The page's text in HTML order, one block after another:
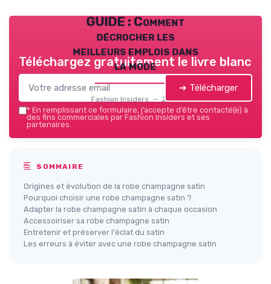
GUIDE : Comment
décrocher les
meilleurs emplois dans
la mode
Fashion Insiders — 2026
Téléchargez gratuitement le livre blanc
➔ Télécharger
* En remplissant ce formulaire, j’accepte d’être contacté(e) à
des fins commerciales par Fashion Insiders et ses
partenaires.
SOMMAIRE
Origines et évolution de la robe champagne satin
Pourquoi choisir une robe champagne satin ?
Adapter la robe champagne satin à chaque occasion
Accessoiriser sa robe champagne satin
Entretenir et préserver l'éclat du satin
Les erreurs à éviter avec une robe champagne satin